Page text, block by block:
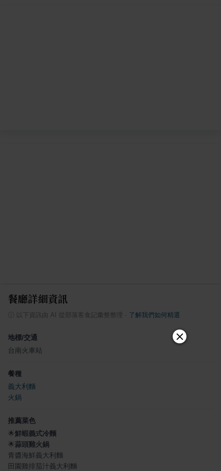
餐廳詳細資訊
以下資訊由 AI 從部落客食記彙整整理 了解我們如何精選
地標/交通
台南火車站
餐種
義大利麵
火鍋
推薦菜色
🌟鮮蝦義式冷麵
🌟蒜頭雞火鍋
青醬海鮮義大利麵
田園雞排茄汁義大利麵